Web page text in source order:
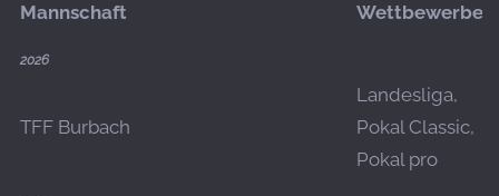
Mannschaft Wettbewerbe
2026
TFF Burbach
Landesliga,
Pokal Classic,
Pokal pro